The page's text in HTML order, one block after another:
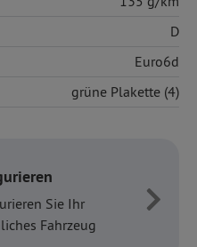
D
Euro6d
grüne Plakette (4)
Sie Ihr
Fahrzeug